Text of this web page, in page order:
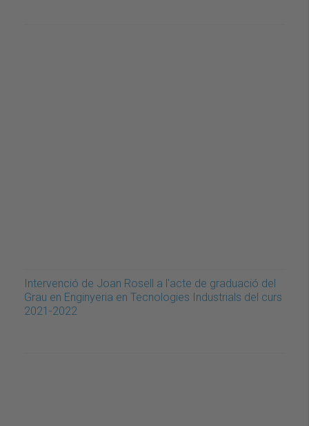
Intervenció de Joan Rosell a l'acte de graduació del
Grau en Enginyeria en Tecnologies Industrials del curs
2021-2022